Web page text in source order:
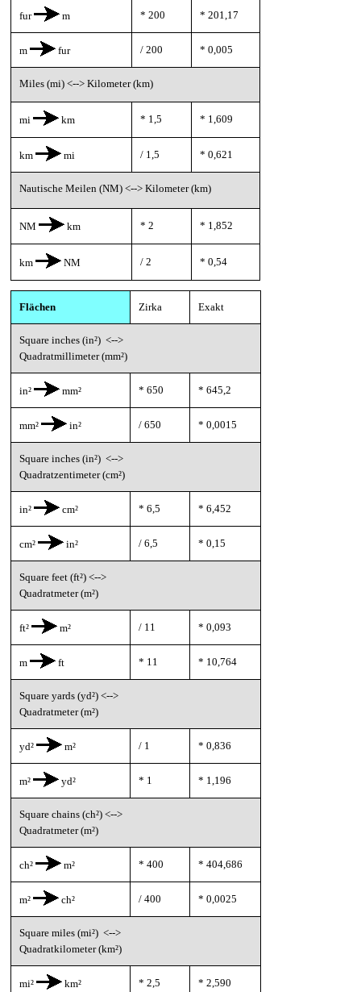
fur m * 200 * 201,17
m fur / 200 * 0,005
Miles (mi) <--> Kilometer (km)
mi km * 1,5 * 1,609
km mi / 1,5 * 0,621
Nautische Meilen (NM) <--> Kilometer (km)
NM km * 2 * 1,852
km NM / 2 * 0,54
Flächen Zirka Exakt
Square inches (in²) <-->
Quadratmillimeter (mm²)
in² mm² * 650 * 645,2
mm² in² / 650 * 0,0015
Square inches (in²) <-->
Quadratzentimeter (cm²)
in² cm² * 6,5 * 6,452
cm² in² / 6,5 * 0,15
Square feet (ft²) <-->
Quadratmeter (m²)
ft² m² / 11 * 0,093
m ft * 11 * 10,764
Square yards (yd²) <-->
Quadratmeter (m²)
yd² m² / 1 * 0,836
m² yd² * 1 * 1,196
Square chains (ch²) <-->
Quadratmeter (m²)
ch² m² * 400 * 404,686
m² ch² / 400 * 0,0025
Square miles (mi²) <-->
Quadratkilometer (km²)
mi² km² * 2,5 * 2,590